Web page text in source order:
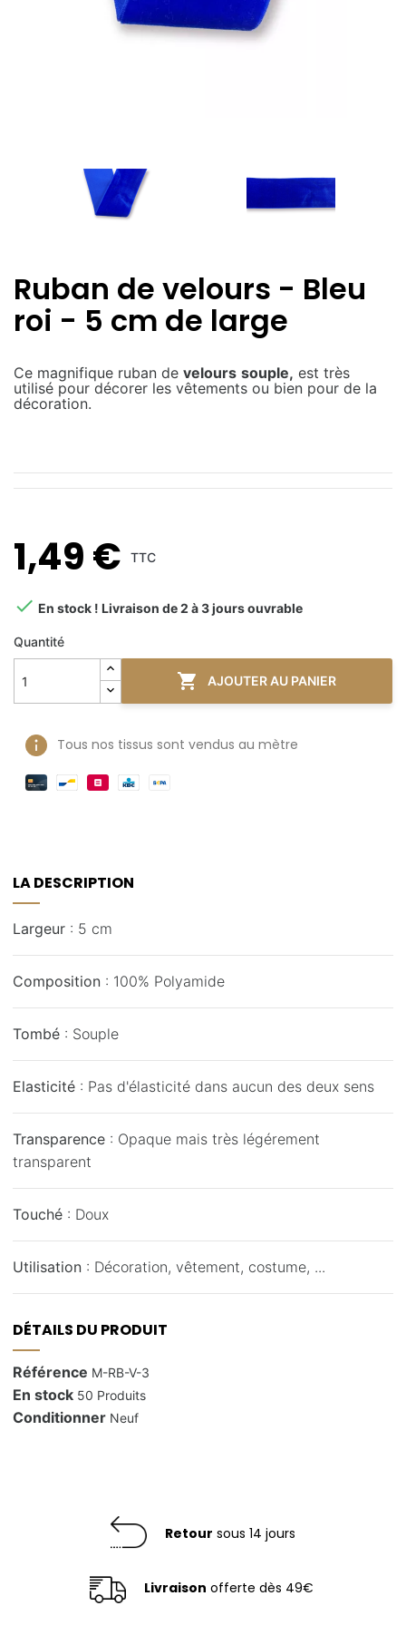
Ruban de velours - Bleu
roi - 5 cm de large
Ce magnifique ruban de velours souple, est très
utilisé pour décorer les vêtements ou bien pour de la
décoration.
1,49 € TTC
 En stock ! Livraison de 2 à 3 jours ouvrable
Quantité
 AJOUTER AU PANIER
Tous nos tissus sont vendus au mètre
LA DESCRIPTION
Largeur : 5 cm
Composition : 100% Polyamide
Tombé : Souple
Elasticité : Pas d'élasticité dans aucun des deux sens
Transparence : Opaque mais très légérement
transparent
Touché : Doux
Utilisation : Décoration, vêtement, costume, ...
DÉTAILS DU PRODUIT
Référence M-RB-V-3
En stock 50 Produits
Conditionner Neuf
Retour sous 14 jours
Livraison offerte dès 49€